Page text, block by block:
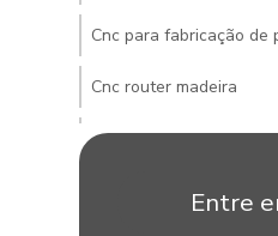
Cnc para fabricação de
Cnc router madeira
Cnc router pvc
Construção de stands
Entre